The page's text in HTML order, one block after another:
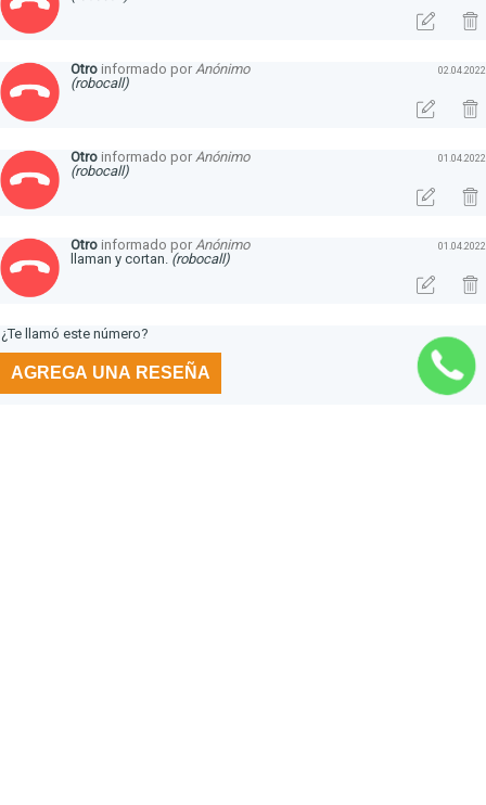
02.04.2022
Otro informado por Anónimo
(robocall)
01.04.2022
Otro informado por Anónimo
(robocall)
01.04.2022
Otro informado por Anónimo
llaman y cortan. (robocall)
¿Te llamó este número?
AGREGA UNA RESEÑA